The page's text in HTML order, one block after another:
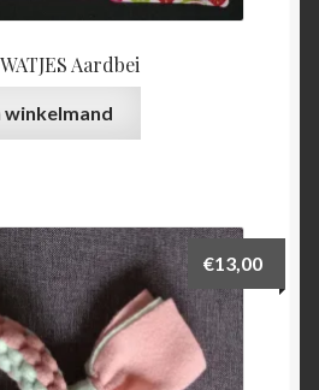
Aardbei
winkelmand
€13,00